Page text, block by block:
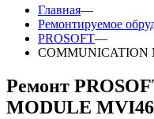
Главная—
Ремонтируемое
PROSOFT—
COMMUNICATION
Ремонт
MODULE